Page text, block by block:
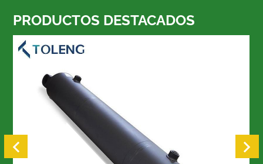
PRODUCTOS DESTACADOS